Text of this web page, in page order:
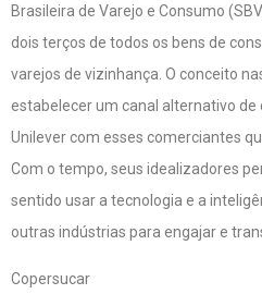
Brasileira de Varejo e Consumo
dois terços de todos os bens de
varejos de vizinhança. O conceito
estabelecer um canal alternativo de
Unilever com esses comerciantes
Com o tempo, seus idealizadores
sentido usar a tecnologia e a
outras indústrias para engajar e
Copersucar